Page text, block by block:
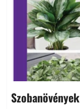
Szobanövények